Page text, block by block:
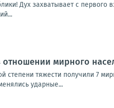
Дух захватывает с первого
мирного
степени тяжести получили 7
ударные...